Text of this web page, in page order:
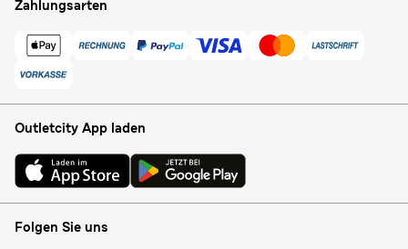
Zahlungsarten
Outletcity App laden
Folgen Sie uns